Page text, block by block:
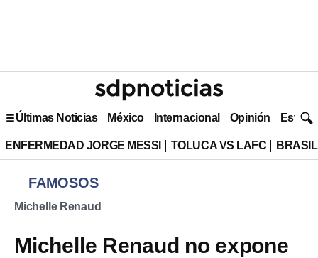
Últimas Noticias México Internacional Opinión Estilo
ENFERMEDAD JORGE MESSI TOLUCA VS LAFC
FAMOSOS
Michelle Renaud
Michelle Renaud no expone